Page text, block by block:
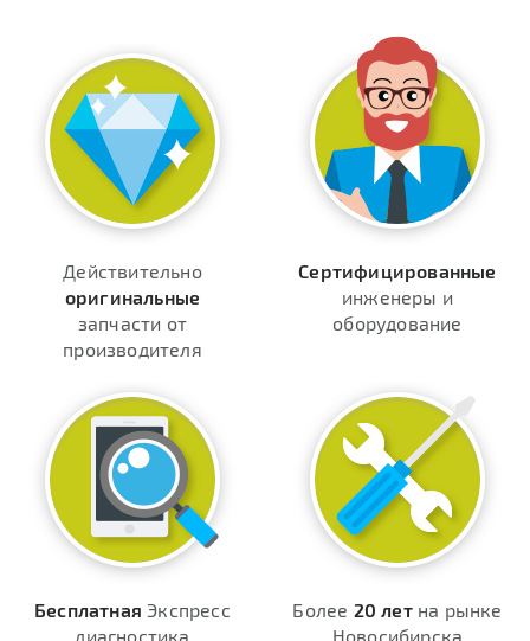
Действительно
оригинальные
запчасти от
производителя
Сертифицированные
инженеры и
оборудование
Бесплатная Экспресс
диагностика
Более 20 летна рынке
Новосибирска